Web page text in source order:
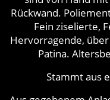
Rückwand.
Fein ziselierte,
Hervorragende,
Patina.
Stammt aus